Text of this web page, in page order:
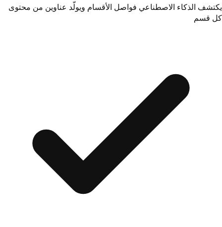
يكتشف الذكاء الاصطناعي فواصل الأقسام ويولّد عناوين من محتوى
كل قسم